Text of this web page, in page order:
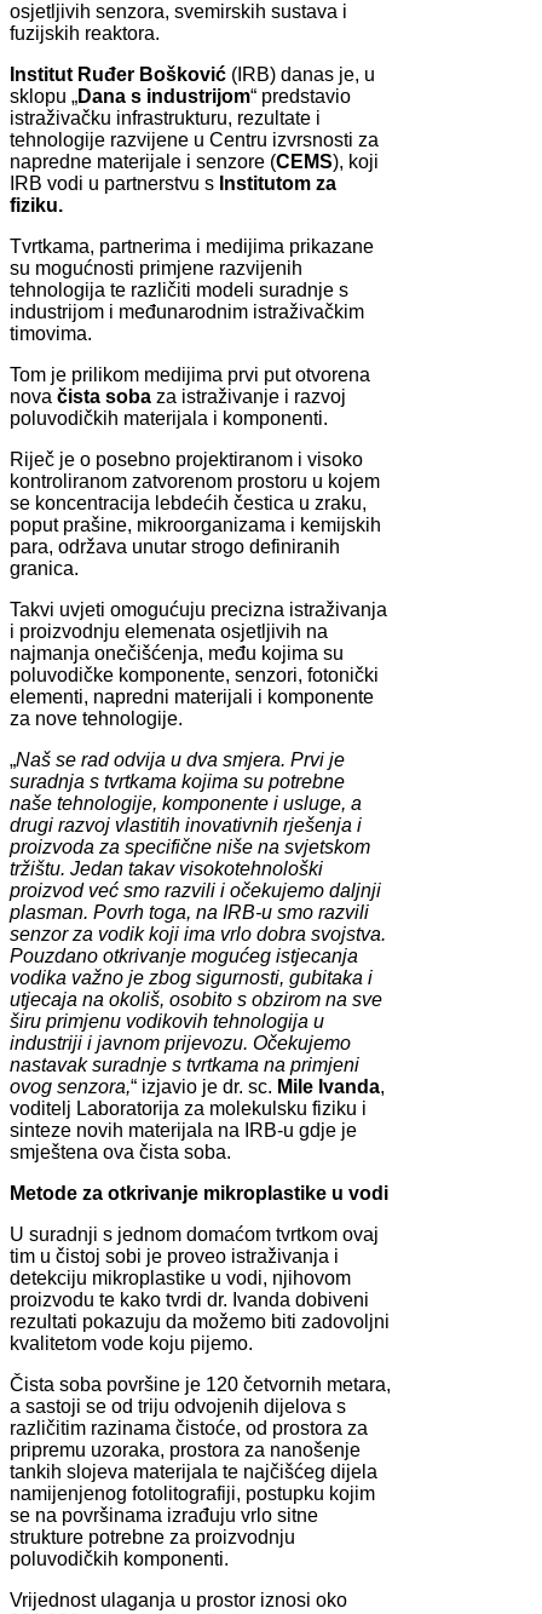
osjetljivih senzora, svemirskih sustava i
fuzijskih reaktora.
Institut Ruđer Bošković (IRB) danas je, u
sklopu „Dana s industrijom“ predstavio
istraživačku infrastrukturu, rezultate i
tehnologije razvijene u Centru izvrsnosti za
napredne materijale i senzore (CEMS), koji
IRB vodi u partnerstvu s Institutom za
fiziku.
Tvrtkama, partnerima i medijima prikazane
su mogućnosti primjene razvijenih
tehnologija te različiti modeli suradnje s
industrijom i međunarodnim istraživačkim
timovima.
Tom je prilikom medijima prvi put otvorena
nova čista soba za istraživanje i razvoj
poluvodičkih materijala i komponenti.
Riječ je o posebno projektiranom i visoko
kontroliranom zatvorenom prostoru u kojem
se koncentracija lebdećih čestica u zraku,
poput prašine, mikroorganizama i kemijskih
para, održava unutar strogo definiranih
granica.
Takvi uvjeti omogućuju precizna istraživanja
i proizvodnju elemenata osjetljivih na
najmanja onečišćenja, među kojima su
poluvodičke komponente, senzori, fotonički
elementi, napredni materijali i komponente
za nove tehnologije.
„Naš se rad odvija u dva smjera. Prvi je
suradnja s tvrtkama kojima su potrebne
naše tehnologije, komponente i usluge, a
drugi razvoj vlastitih inovativnih rješenja i
proizvoda za specifične niše na svjetskom
tržištu. Jedan takav visokotehnološki
proizvod već smo razvili i očekujemo daljnji
plasman. Povrh toga, na IRB-u smo razvili
senzor za vodik koji ima vrlo dobra svojstva.
Pouzdano otkrivanje mogućeg istjecanja
vodika važno je zbog sigurnosti, gubitaka i
utjecaja na okoliš, osobito s obzirom na sve
širu primjenu vodikovih tehnologija u
industriji i javnom prijevozu. Očekujemo
nastavak suradnje s tvrtkama na primjeni
ovog senzora,“ izjavio je dr. sc. Mile Ivanda,
voditelj Laboratorija za molekulsku fiziku i
sinteze novih materijala na IRB-u gdje je
smještena ova čista soba.
Metode za otkrivanje mikroplastike u vodi
U suradnji s jednom domaćom tvrtkom ovaj
tim u čistoj sobi je proveo istraživanja i
detekciju mikroplastike u vodi, njihovom
proizvodu te kako tvrdi dr. Ivanda dobiveni
rezultati pokazuju da možemo biti zadovoljni
kvalitetom vode koju pijemo.
Čista soba površine je 120 četvornih metara,
a sastoji se od triju odvojenih dijelova s
različitim razinama čistoće, od prostora za
pripremu uzoraka, prostora za nanošenje
tankih slojeva materijala te najčišćeg dijela
namijenjenog fotolitografiji, postupku kojim
se na površinama izrađuju vrlo sitne
strukture potrebne za proizvodnju
poluvodičkih komponenti.
Vrijednost ulaganja u prostor iznosi oko